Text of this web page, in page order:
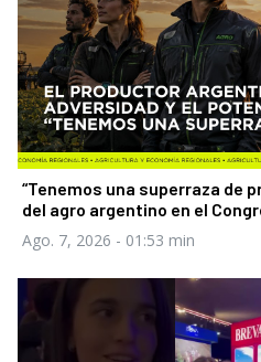
“Tenemos una superraza de
del agro argentino en el
Ago. 7, 2026 - 01:53 min